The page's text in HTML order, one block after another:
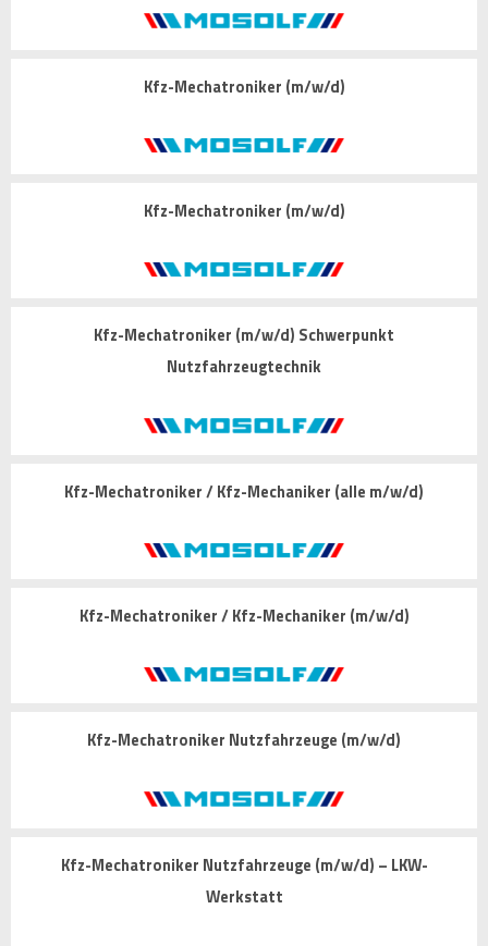
Kfz-Mechatroniker (m/w/d)
Kfz-Mechatroniker (m/w/d)
Kfz-Mechatroniker (m/w/d) Schwerpunkt
Nutzfahrzeugtechnik
Kfz-Mechatroniker / Kfz-Mechaniker (alle m/w/d)
Kfz-Mechatroniker / Kfz-Mechaniker (m/w/d)
Kfz-Mechatroniker Nutzfahrzeuge (m/w/d)
Kfz-Mechatroniker Nutzfahrzeuge (m/w/d) – LKW-
Werkstatt